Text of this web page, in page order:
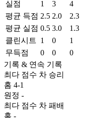
실점
1 3
4
평균 득점 2.5 2.0
2.3
평균 실점 0.5 3.0
1.3
클린시트
1 0
1
무득점
0 0
0
기록 & 연속 기록
최다 점수 차 승리
홈 4-1
원정 -
최다 점수 차 패배
홈 -